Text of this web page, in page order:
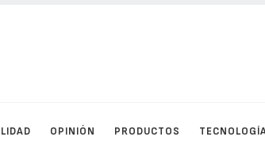
OPINIÓN PRODUCTOS